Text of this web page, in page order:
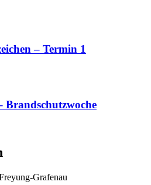
– Termin 1
Brandschutzwoche
Grafenau